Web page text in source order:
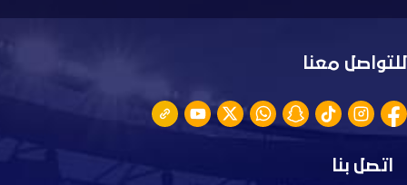
للتواصل معنا
اتصل بنا